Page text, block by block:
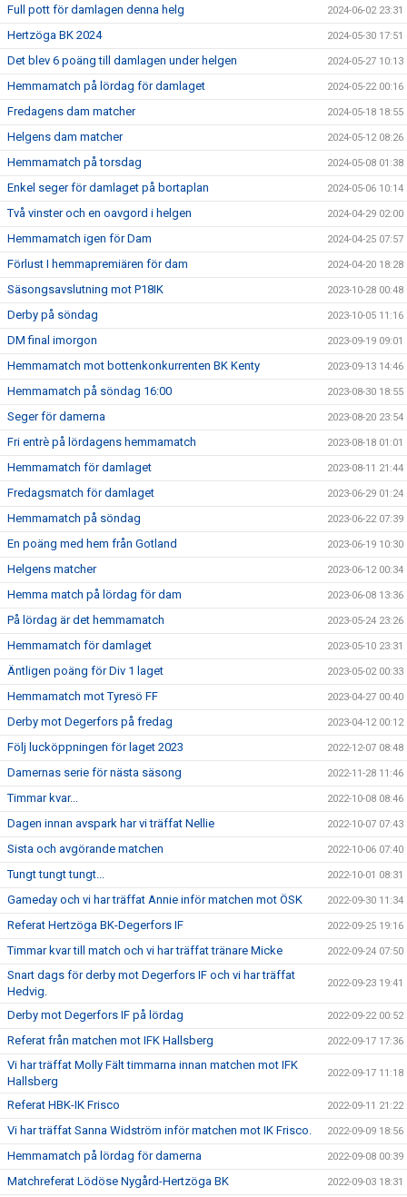
Full pott för damlagen denna helg 2024-06-02 23:31
Hertzöga BK 2024 2024-05-30 17:51
Det blev 6 poäng till damlagen under helgen 2024-05-27 10:13
Hemmamatch på lördag för damlaget 2024-05-22 00:16
Fredagens dam matcher 2024-05-18 18:55
Helgens dam matcher 2024-05-12 08:26
Hemmamatch på torsdag 2024-05-08 01:38
Enkel seger för damlaget på bortaplan 2024-05-06 10:14
Två vinster och en oavgord i helgen 2024-04-29 02:00
Hemmamatch igen för Dam 2024-04-25 07:57
Förlust I hemmapremiären för dam 2024-04-20 18:28
Säsongsavslutning mot P18IK 2023-10-28 00:48
Derby på söndag 2023-10-05 11:16
DM final imorgon 2023-09-19 09:01
Hemmamatch mot bottenkonkurrenten BK Kenty 2023-09-13 14:46
Hemmamatch på söndag 16:00 2023-08-30 18:55
Seger för damerna 2023-08-20 23:54
Fri entrè på lördagens hemmamatch 2023-08-18 01:01
Hemmamatch för damlaget 2023-08-11 21:44
Fredagsmatch för damlaget 2023-06-29 01:24
Hemmamatch på söndag 2023-06-22 07:39
En poäng med hem från Gotland 2023-06-19 10:30
Helgens matcher 2023-06-12 00:34
Hemma match på lördag för dam 2023-06-08 13:36
På lördag är det hemmamatch 2023-05-24 23:26
Hemmamatch för damlaget 2023-05-10 23:31
Äntligen poäng för Div 1 laget 2023-05-02 00:33
Hemmamatch mot Tyresö FF 2023-04-27 00:40
Derby mot Degerfors på fredag 2023-04-12 00:12
Följ lucköppningen för laget 2023 2022-12-07 08:48
Damernas serie för nästa säsong 2022-11-28 11:46
Timmar kvar... 2022-10-08 08:46
Dagen innan avspark har vi träffat Nellie 2022-10-07 07:43
Sista och avgörande matchen 2022-10-06 07:40
Tungt tungt tungt... 2022-10-01 08:31
Gameday och vi har träffat Annie inför matchen mot ÖSK 2022-09-30 11:34
Referat Hertzöga BK-Degerfors IF 2022-09-25 19:16
Timmar kvar till match och vi har träffat tränare Micke 2022-09-24 07:50
Snart dags för derby mot Degerfors IF och vi har träffat
Hedvig.
2022-09-23 19:41
Derby mot Degerfors IF på lördag 2022-09-22 00:52
Referat från matchen mot IFK Hallsberg 2022-09-17 17:36
Vi har träffat Molly Fält timmarna innan matchen mot IFK
Hallsberg
2022-09-17 11:18
Referat HBK-IK Frisco 2022-09-11 21:22
Vi har träffat Sanna Widström inför matchen mot IK Frisco. 2022-09-09 18:56
Hemmamatch på lördag för damerna 2022-09-08 00:39
Matchreferat Lödöse Nygård-Hertzöga BK 2022-09-03 18:31